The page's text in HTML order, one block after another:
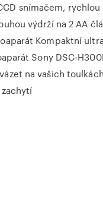
snímačem,
výdrží na 2 AA
Kompaktní
Sony DSC-
na vašich